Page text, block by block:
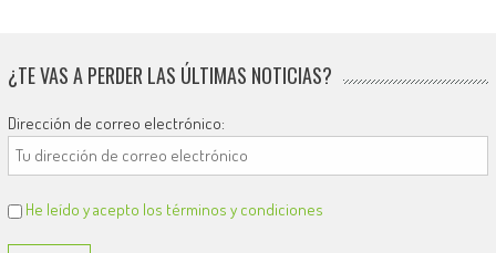
¿TE VAS A PERDER LAS ÚLTIMAS NOTICIAS?
Dirección de correo electrónico:
He leído y acepto los términos y condiciones